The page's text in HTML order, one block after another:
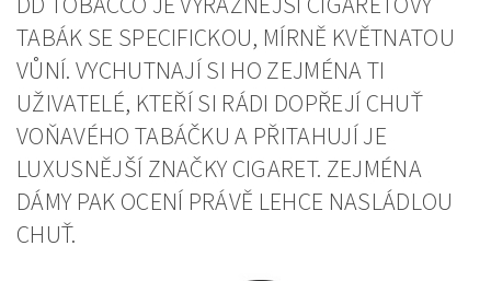
TABÁK SE SPECIFICKOU, MÍRNĚ KVĚTNATOU
VŮNÍ. VYCHUTNAJÍ SI HO ZEJMÉNA TI
UŽIVATELÉ, KTEŘÍ SI RÁDI DOPŘEJÍ CHUŤ
VOŇAVÉHO TABÁČKU A PŘITAHUJÍ JE
LUXUSNĚJŠÍ ZNAČKY CIGARET. ZEJMÉNA
DÁMY PAK OCENÍ PRÁVĚ LEHCE NASLÁDLOU
CHUŤ.